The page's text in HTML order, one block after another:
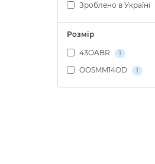
Зроблено в Україні
Розмір
43OABR 1
OOSMM14OD 1